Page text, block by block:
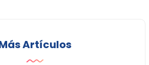
Artículos